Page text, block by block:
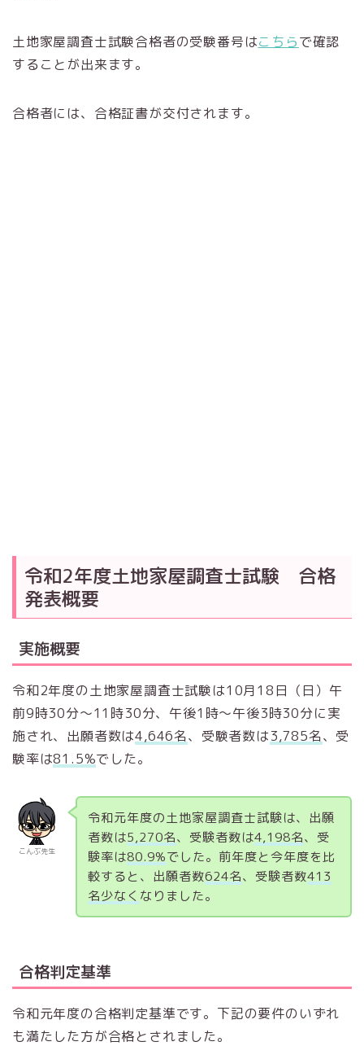
土地家屋調査士試験合格者の受験番号はこちらで確認
することが出来ます。
合格者には、合格証書が交付されます。
令和2年度土地家屋調査士試験 合格
発表概要
実施概要
令和2年度の土地家屋調査士試験は10月18日（日）午
前9時30分～11時30分、午後1時～午後3時30分に実
施され、出願者数は4,646名、受験者数は3,785名、受
験率は81.5%でした。
こんぶ先生
令和元年度の土地家屋調査士試験は、出願
者数は5,270名、受験者数は4,198名、受
験率は80.9%でした。前年度と今年度を比
較すると、出願者数624名、受験者数413
名少なく なりました。
合格判定基準
令和元年度の合格判定基準です。下記の要件のいずれ
も満たした方が合格とされました。